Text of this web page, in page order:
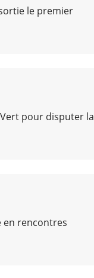
le premier
pour disputer la
en rencontres